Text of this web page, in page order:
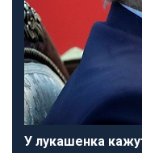
У лукашенка